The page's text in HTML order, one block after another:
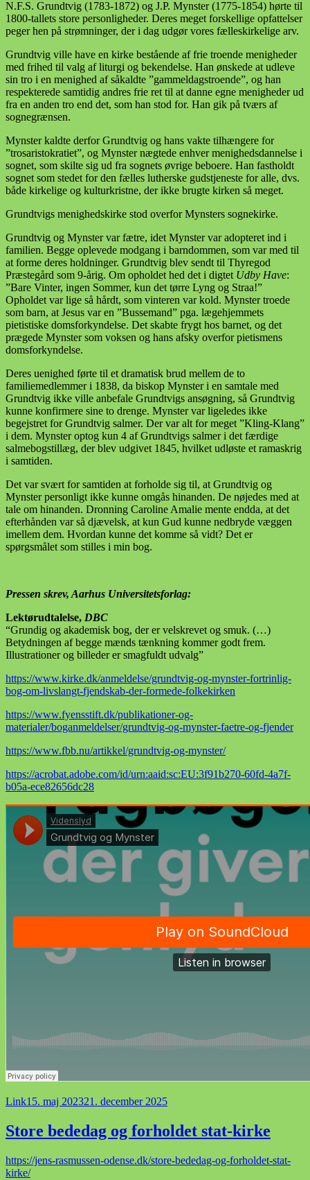
N.F.S. Grundtvig (1783-1872) og J.P. Mynster (1775-1854) hørte til
1800-tallets store personligheder. Deres meget forskellige opfattelser
peger hen på strømninger, der i dag udgør vores fælleskirkelige arv.
Grundtvig ville have en kirke bestående af frie troende menigheder
med frihed til valg af liturgi og bekendelse. Han ønskede at udleve
sin tro i en menighed af såkaldte ”gammeldagstroende”, og han
respekterede samtidig andres frie ret til at danne egne menigheder ud
fra en anden tro end det, som han stod for. Han gik på tværs af
sognegrænsen.
Mynster kaldte derfor Grundtvig og hans vakte tilhængere for
”trosaristokratiet”, og Mynster nægtede enhver menighedsdannelse i
sognet, som skilte sig ud fra sognets øvrige beboere. Han fastholdt
sognet som stedet for den fælles lutherske gudstjeneste for alle, dvs.
både kirkelige og kulturkristne, der ikke brugte kirken så meget.
Grundtvigs menighedskirke stod overfor Mynsters sognekirke.
Grundtvig og Mynster var fætre, idet Mynster var adopteret ind i
familien. Begge oplevede modgang i barndommen, som var med til
at forme deres holdninger. Grundtvig blev sendt til Thyregod
Præstegård som 9-årig. Om opholdet hed det i digtet Udby Have:
”Bare Vinter, ingen Sommer, kun det tørre Lyng og Straa!”
Opholdet var lige så hårdt, som vinteren var kold. Mynster troede
som barn, at Jesus var en ”Bussemand” pga. lægehjemmets
pietistiske domsforkyndelse. Det skabte frygt hos barnet, og det
prægede Mynster som voksen og hans afsky overfor pietismens
domsforkyndelse.
Deres uenighed førte til et dramatisk brud mellem de to
familiemedlemmer i 1838, da biskop Mynster i en samtale med
Grundtvig ikke ville anbefale Grundtvigs ansøgning, så Grundtvig
kunne konfirmere sine to drenge. Mynster var ligeledes ikke
begejstret for Grundtvig salmer. Der var alt for meget ”Kling-Klang”
i dem. Mynster optog kun 4 af Grundtvigs salmer i det færdige
salmebogstillæg, der blev udgivet 1845, hvilket udløste et ramaskrig
i samtiden.
Det var svært for samtiden at forholde sig til, at Grundtvig og
Mynster personligt ikke kunne omgås hinanden. De nøjedes med at
tale om hinanden. Dronning Caroline Amalie mente endda, at det
efterhånden var så djævelsk, at kun Gud kunne nedbryde væggen
imellem dem. Hvordan kunne det komme så vidt? Det er
spørgsmålet som stilles i min bog.
Pressen skrev, Aarhus Universitetsforlag:
Lektørudtalelse, DBC
“Grundig og akademisk bog, der er velskrevet og smuk. (…)
Betydningen af begge mænds tænkning kommer godt frem.
Illustrationer og billeder er smagfuldt udvalg”
https://www.kirke.dk/anmeldelse/grundtvig-og-mynster-fortrinlig-
bog-om-livslangt-fjendskab-der-formede-folkekirken
https://www.fyensstift.dk/publikationer-og-
materialer/boganmeldelser/grundtvig-og-mynster-faetre-og-fjender
https://www.fbb.nu/artikkel/grundtvig-og-mynster/
https://acrobat.adobe.com/id/urn:aaid:sc:EU:3f91b270-60fd-4a7f-
b05a-ece82656dc28
Format
LinkUdgivet
15. maj 202321. december 2025
Store bededag og forholdet stat-kirke
https://jens-rasmussen-odense.dk/store-bededag-og-forholdet-stat-
kirke/